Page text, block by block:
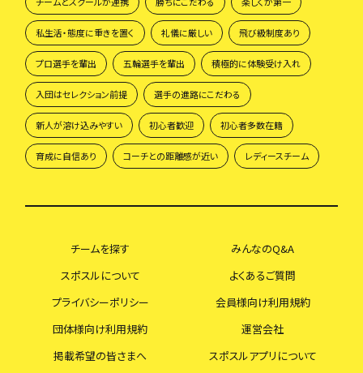
私生活・態度に重きを置く 礼儀に厳しい 飛び級制度あり
プロ選手を輩出 五輪選手を輩出 積極的に体験受け入れ
入団はセレクション前提 選手の進路にこだわる
新人が溶け込みやすい 初心者歓迎 初心者多数在籍
育成に自信あり コーチとの距離感が近い レディースチーム
チームを探す
みんなのQ&A
スポスルについて
よくあるご質問
プライバシーポリシー
会員様向け利用規約
団体様向け利用規約
運営会社
掲載希望の皆さまへ
スポスルアプリについて